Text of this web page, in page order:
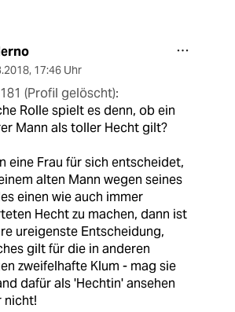
, 17:46 Uhr
(Profil gelöscht):
Rolle spielt es denn, ob ein
Mann als toller Hecht gilt?
eine Frau für sich entscheidet,
alten Mann wegen seines
einen wie auch immer
Hecht zu machen, dann ist
ureigenste Entscheidung,
gilt für die in anderen
zweifelhafte Klum - mag sie
dafür als 'Hechtin' ansehen
nicht!